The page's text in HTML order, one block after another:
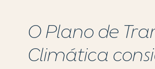
O Plano de
Climática